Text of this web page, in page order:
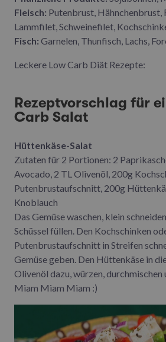
Fleisch: Putenbrust, Hähnchenbrust,
Lammfilet, Schweinefilet,
Fisch: Garnelen, Thunfisch, Lachs,
Leckere Low Carb Diät Rezepte:
Rezeptvorschlag für
Carb Salat
Hüttenkäse-Salat
Zutaten für 2 Portionen: 2
Avocado, 2 TL Olivenöl, 200g
Putenbrustaufschnitt, 200g
Knoblauch
Das Gemüse waschen, klein
Schüssel füllen. Den Kochschinken
Putenbrustaufschnitt in Streifen
Gemüse geben. Den Hüttenkäse in
Olivenöl dazu, würzen, durchmischen
Miam Miam Miam :)